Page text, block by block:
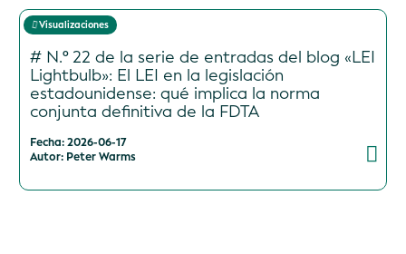
Visualizaciones
# N.º 22 de la serie de entradas del blog «LEI
Lightbulb»: El LEI en la legislación
estadounidense: qué implica la norma
conjunta definitiva de la FDTA
Fecha: 2026-06-17
Autor: Peter Warms